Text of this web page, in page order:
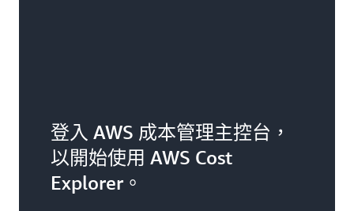
登入 AWS 成本管理主控台，
以開始使用 AWS Cost
Explorer。